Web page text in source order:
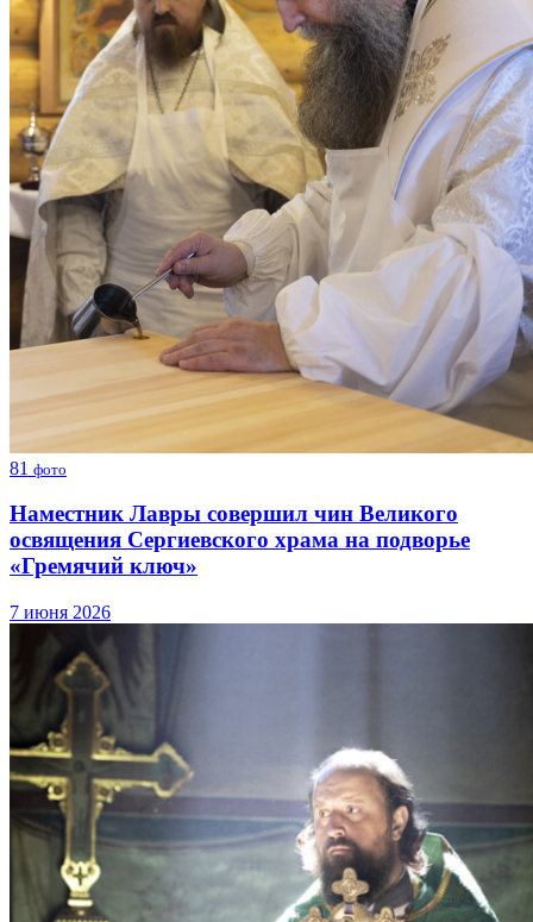
81 фото
Наместник Лавры совершил чин Великого
освящения Сергиевского храма на подворье
«Гремячий ключ»
7 июня 2026